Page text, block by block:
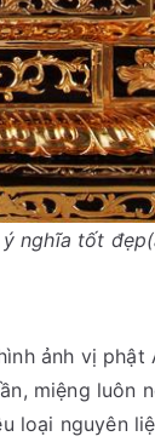
nghĩa tốt
ảnh vị phật
miệng luôn
loại nguyên